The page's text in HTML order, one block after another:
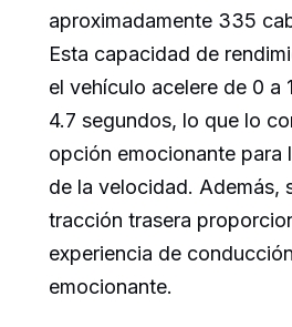
aproximadamente 335
Esta capacidad de
el vehículo acelere de 0 a
4.7 segundos, lo que lo
opción emocionante para
de la velocidad. Además,
tracción trasera
experiencia de
emocionante.